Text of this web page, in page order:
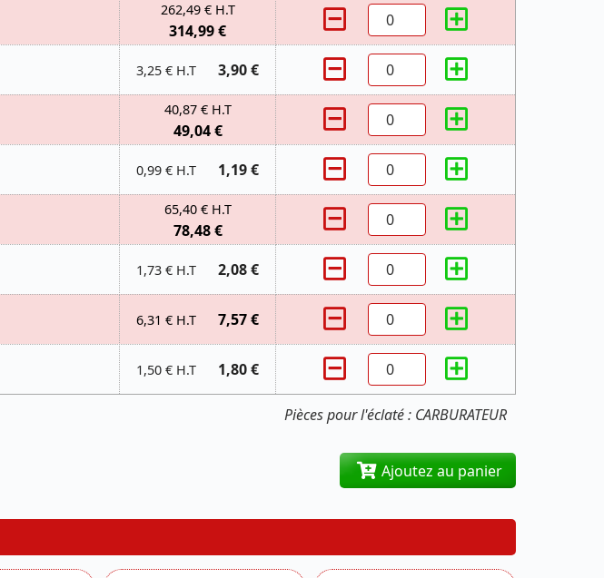
Pièces pour l'éclaté : CARBURATEUR
262,49 € H.T
314,99 €
3,25 € H.T 3,90 €
40,87 € H.T
49,04 €
0,99 € H.T 1,19 €
65,40 € H.T
78,48 €
1,73 € H.T 2,08 €
6,31 € H.T 7,57 €
1,50 € H.T 1,80 €
Ajoutez au panier